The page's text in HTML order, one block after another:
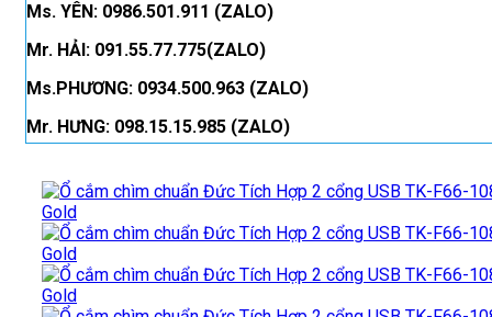
Ms. YÊN: 0986.501.911 (ZALO)
Mr. HẢI: 091.55.77.775(ZALO)
Ms.PHƯƠNG: 0934.500.963 (ZALO)
Mr. HƯNG: 098.15.15.985 (ZALO)